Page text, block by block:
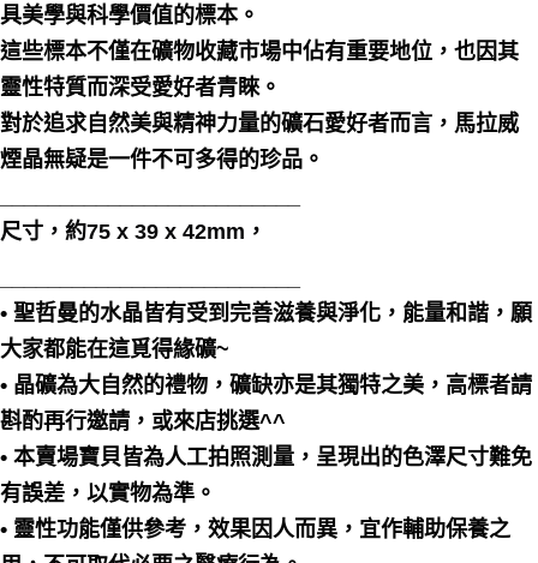
具美學與科學價值的標本。
這些標本不僅在礦物收藏市場中佔有重要地位，也因其
靈性特質而深受愛好者青睞。
對於追求自然美與精神力量的礦石愛好者而言，馬拉威
煙晶無疑是一件不可多得的珍品。
尺寸，約75 x 39 x 42mm，
• 聖哲曼的水晶皆有受到完善滋養與淨化，能量和諧，願
大家都能在這覓得緣礦~
• 晶礦為大自然的禮物，礦缺亦是其獨特之美，高標者請
斟酌再行邀請，或來店挑選^^
• 本賣場寶貝皆為人工拍照測量，呈現出的色澤尺寸難免
有誤差，以實物為準。
• 靈性功能僅供參考，效果因人而異，宜作輔助保養之